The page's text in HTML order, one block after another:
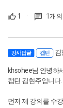
1 · 1개
강사답글 캡틴 김
khsohee님 안녕하
캡틴 김현주입니다.
먼저 제 강의를 수